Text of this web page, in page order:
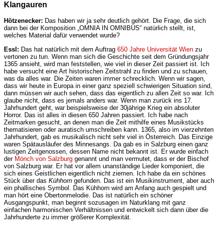
Klangauren
Hötzenecker: Das haben wir ja sehr deutlich gehört. Die Frage, die sich
dann bei der Komposition „OMNIA IN OMNIBUS“ natürlich stellt, ist,
welches Material dafür verwendet wurde?
Essl: Das hat natürlich mit dem Auftrag 650 Jahre Universität Wien zu
vertonen zu tun. Wenn man sich die Geschichte seit dem Gründungsjahr
1365 ansieht, wird man feststellen, wie viel in dieser Zeit passiert ist. Ich
habe versucht eine Art historischen Zeitstrahl zu finden und zu schauen,
was da alles war. Die Zeiten waren immer schrecklich. Wenn wir sagen,
dass wir heute in Europa in einer ganz speziell schwierigen Situation sind,
dann müssen wir auch sehen, dass das eigentlich zu allen Zeit so war. Ich
glaube nicht, dass es jemals anders war. Wenn man zurück ins 17.
Jahrhundert geht, war beispielsweise der 30jährige Krieg ein absoluter
Horror. Das ist alles in diesen 650 Jahren passiert. Ich habe nach
Zeitmarken gesucht, an denen man die Zeit mithilfe eines Musikstücks
thematisieren oder auratisch umschreiben kann. 1365, also im vierzehnten
Jahrhundert, gab es musikalisch nicht sehr viel in Österreich. Das Einzige
waren Spätausläufer des Minnesangs. Da gab es in Salzburg einen ganz
lustigen Zeitgenossen, dessen Name nicht bekannt ist. Er wurde einfach
der Mönch von Salzburg genannt und man vermutet, dass er der Bischof
von Salzburg war. Er hat vor allem unanständige Lieder komponiert, die
sich eines Geistlichen eigentlich nicht ziemen. Ich habe da ein schönes
Stück über das Kühhorn gefunden. Das ist ein Musikinstrument, aber auch
ein phallisches Symbol. Das Kühhorn wird am Anfang auch gespielt und
man hört eine Obertonmelodie. Das ist natürlich ein schöner
Ausgangspunkt, man beginnt sozusagen im Naturklang mit ganz
einfachen harmonischen Verhältnissen und entwickelt sich dann über die
Jahrhunderte zu immer größerer Komplexität.